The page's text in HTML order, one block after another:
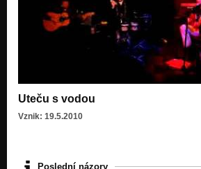
Uteču s vodou
Vznik: 19.5.2010
Poslední názory